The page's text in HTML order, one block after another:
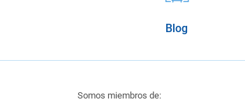
Blog
Somos miembros de: